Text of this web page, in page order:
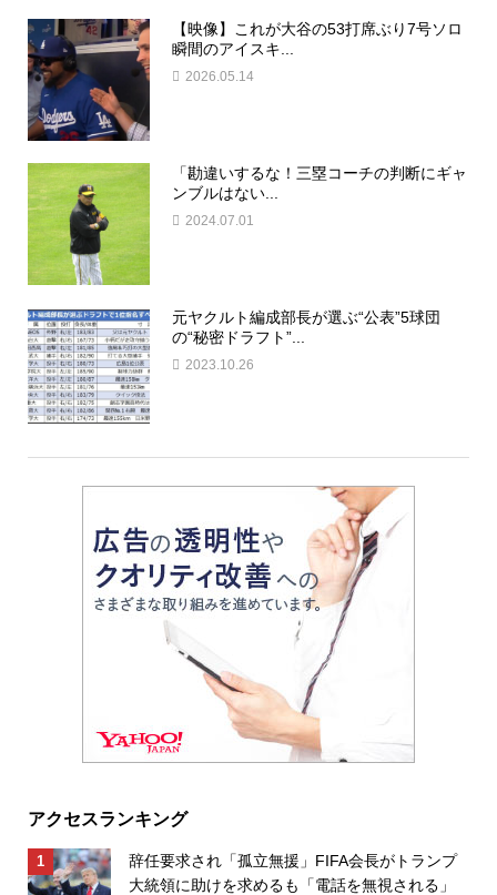
【映像】これが大谷の53打席ぶり7号ソロ
瞬間のアイスキ...
2026.05.14
「勘違いするな！三塁コーチの判断にギャ
ンブルはない...
2024.07.01
元ヤクルト編成部長が選ぶ“公表”5球団
の“秘密ドラフト”...
2023.10.26
アクセスランキング
辞任要求され「孤立無援」FIFA会長がトランプ
大統領に助けを求めるも「電話を無視される」